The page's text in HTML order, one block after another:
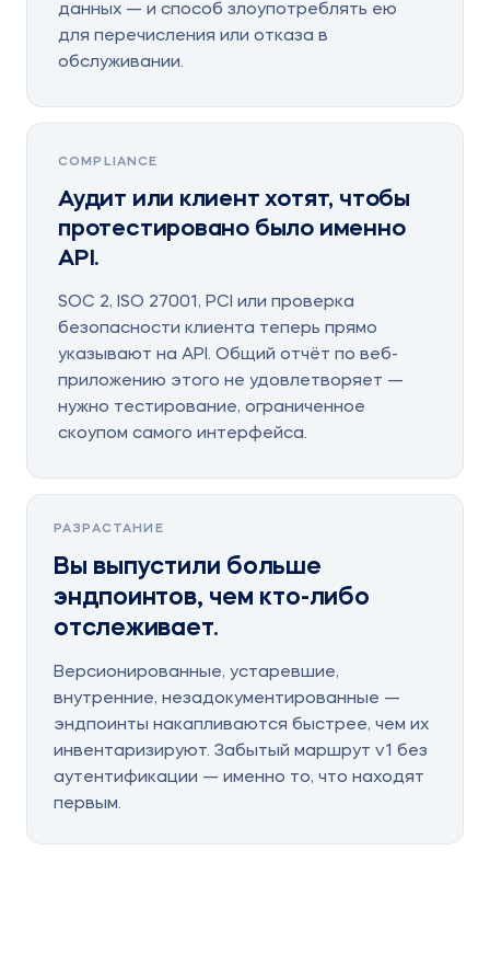
данных — и способ злоупотреблять ею
для перечисления или отказа в
обслуживании.
COMPLIANCE
Аудит или клиент хотят, чтобы
протестировано было именно
API.
SOC 2, ISO 27001, PCI или проверка
безопасности клиента теперь прямо
указывают на API. Общий отчёт по веб-
приложению этого не удовлетворяет —
нужно тестирование, ограниченное
скоупом самого интерфейса.
РАЗРАСТАНИЕ
Вы выпустили больше
эндпоинтов, чем кто-либо
отслеживает.
Версионированные, устаревшие,
внутренние, незадокументированные —
эндпоинты накапливаются быстрее, чем их
инвентаризируют. Забытый маршрут v1 без
аутентификации — именно то, что находят
первым.